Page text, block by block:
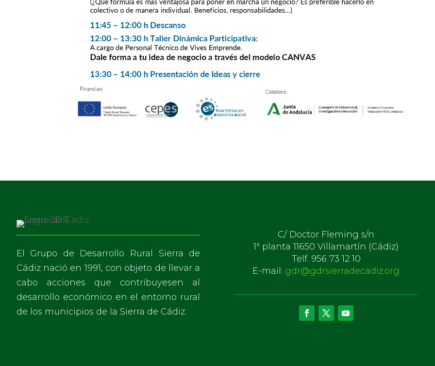
El Grupo de Desarrollo Rural Sierra de
Cádiz nació en 1991, con objeto de llevar a
cabo acciones que contribuyesen al
desarrollo económico en el entorno rural
de los municipios de la Sierra de Cádiz.
C/ Doctor Fleming s/n
1ª planta 11650 Villamartín (Cádiz)
Telf. 956 73 12 10
E-mail: gdr@gdrsierradecadiz.org